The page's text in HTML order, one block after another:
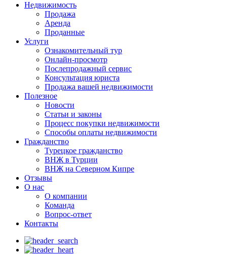
Недвижимость
Продажа
Аренда
Проданные
Услуги
Ознакомительный тур
Онлайн-просмотр
Послепродажный сервис
Консультация юриста
Продажа вашей недвижимости
Полезное
Новости
Статьи и законы
Процесс покупки недвижимости
Способы оплаты недвижимости
Гражданство
Турецкое гражданство
ВНЖ в Турции
ВНЖ на Северном Кипре
Отзывы
О нас
О компании
Команда
Вопрос-ответ
Контакты